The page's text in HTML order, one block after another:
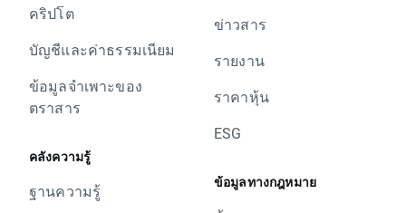
คริปโต
บัญชีและค่าธรรมเนียม
ข้อมูลจำเพาะของ
ตราสาร
คลังความรู้
ฐานความรู้
ข่าวสาร
รายงาน
ราคาหุ้น
ESG
ข้อมูลทางกฎหมาย